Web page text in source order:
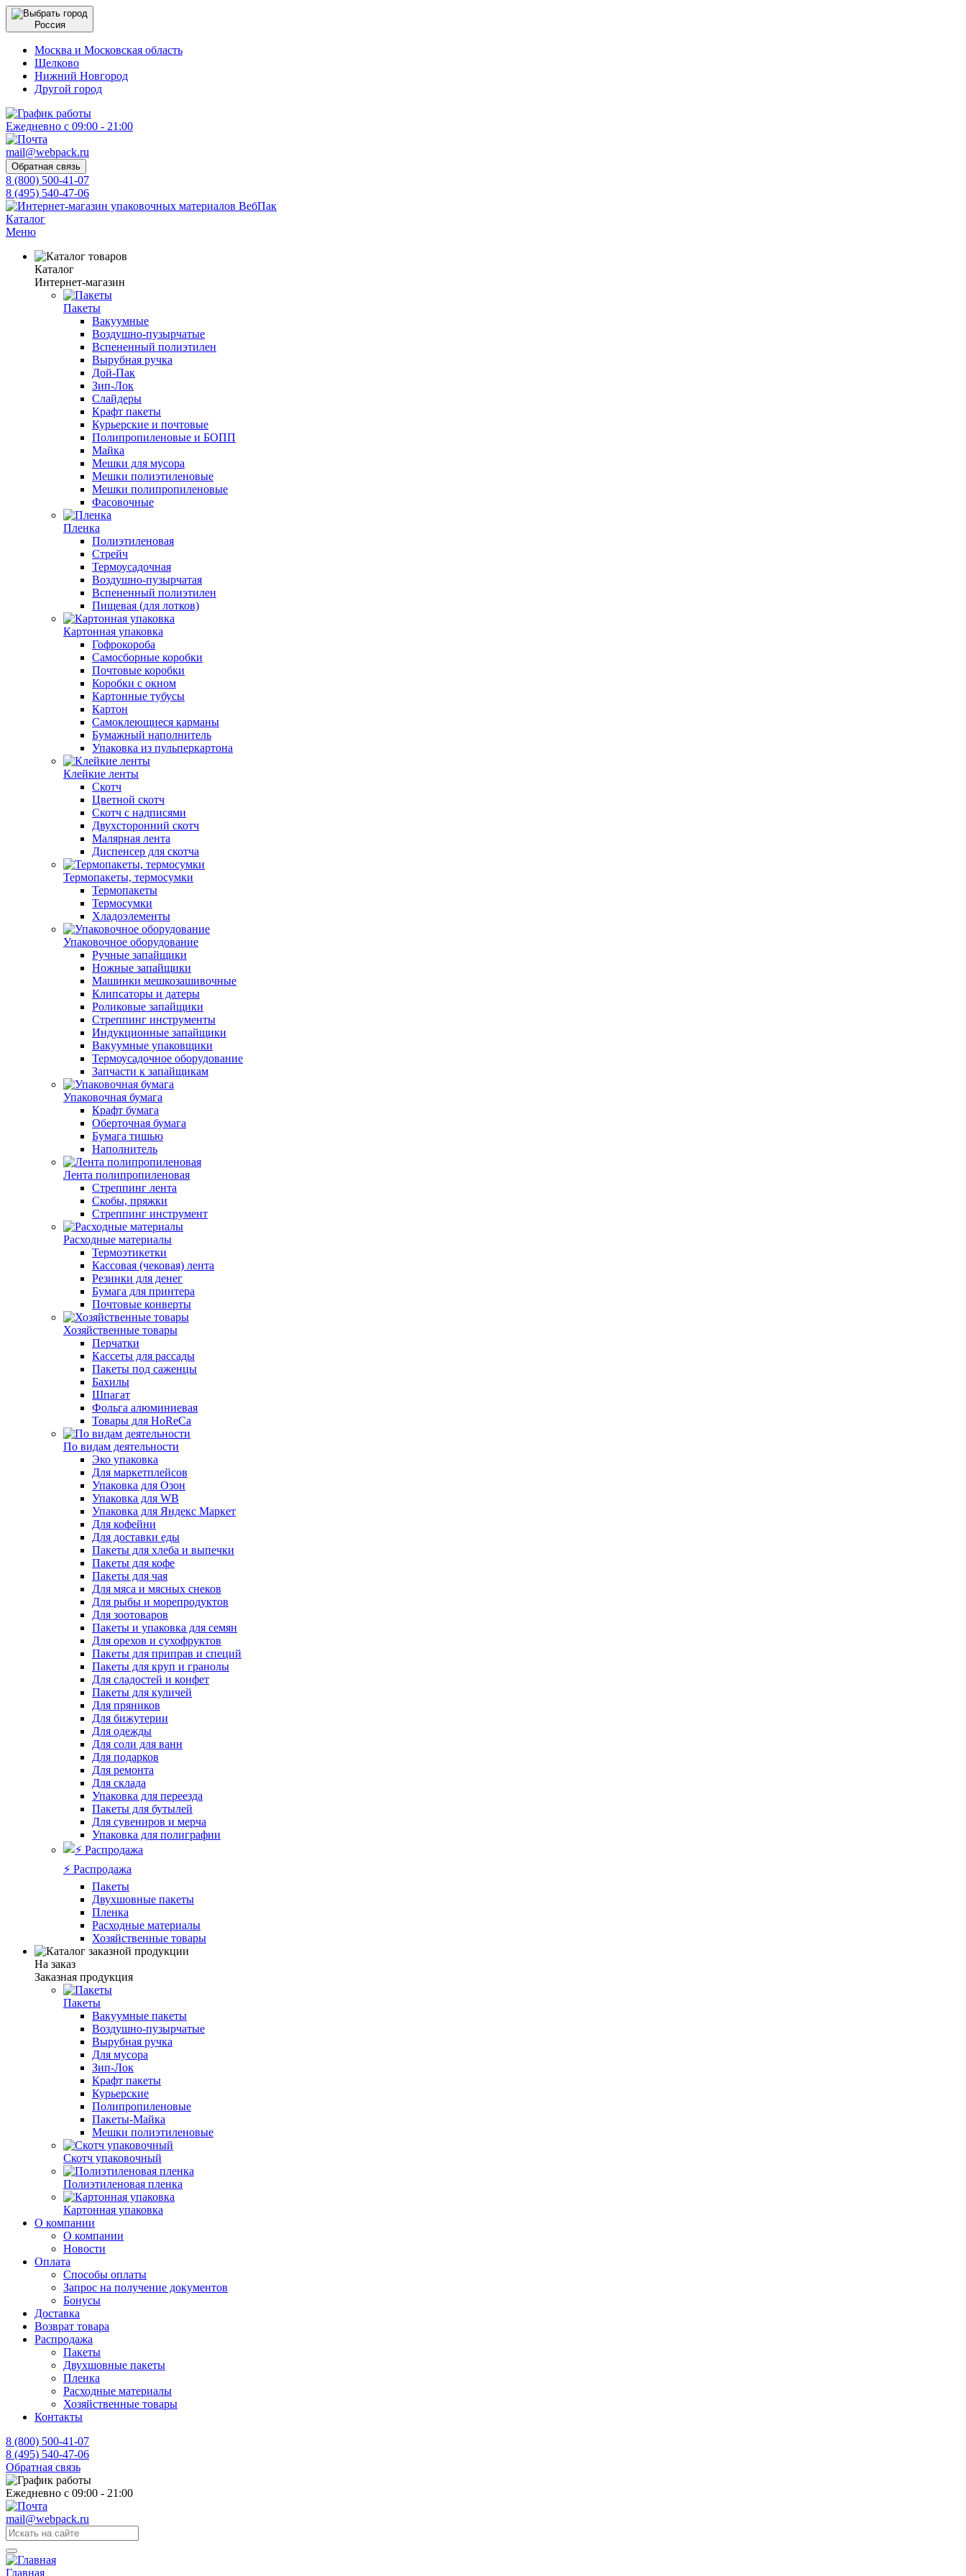
Россия
Москва и Московская область
Щелково
Нижний Новгород
Другой город
Ежедневно с 09:00 - 21:00
mail@webpack.ru
Обратная связь
8 (800) 500-41-07
8 (495) 540-47-06
Каталог
Меню
Каталог
Интернет-магазин
Пакеты
Вакуумные
Воздушно-пузырчатые
Вспененный полиэтилен
Вырубная ручка
Дой-Пак
Зип-Лок
Слайдеры
Крафт пакеты
Курьерские и почтовые
Полипропиленовые и БОПП
Майка
Мешки для мусора
Мешки полиэтиленовые
Мешки полипропиленовые
Фасовочные
Пленка
Полиэтиленовая
Стрейч
Термоусадочная
Воздушно-пузырчатая
Вспененный полиэтилен
Пищевая (для лотков)
Картонная упаковка
Гофрокороба
Самосборные коробки
Почтовые коробки
Коробки с окном
Картонные тубусы
Картон
Самоклеющиеся карманы
Бумажный наполнитель
Упаковка из пульперкартона
Клейкие ленты
Скотч
Цветной скотч
Скотч с надписями
Двухсторонний скотч
Малярная лента
Диспенсер для скотча
Термопакеты, термосумки
Термопакеты
Термосумки
Хладоэлементы
Упаковочное оборудование
Ручные запайщики
Ножные запайщики
Машинки мешкозашивочные
Клипсаторы и датеры
Роликовые запайщики
Стреппинг инструменты
Индукционные запайщики
Вакуумные упаковщики
Термоусадочное оборудование
Запчасти к запайщикам
Упаковочная бумага
Крафт бумага
Оберточная бумага
Бумага тишью
Наполнитель
Лента полипропиленовая
Стреппинг лента
Скобы, пряжки
Стреппинг инструмент
Расходные материалы
Термоэтикетки
Кассовая (чековая) лента
Резинки для денег
Бумага для принтера
Почтовые конверты
Хозяйственные товары
Перчатки
Кассеты для рассады
Пакеты под саженцы
Бахилы
Шпагат
Фольга алюминиевая
Товары для HoReCa
По видам деятельности
Эко упаковка
Для маркетплейсов
Упаковка для Озон
Упаковка для WB
Упаковка для Яндекс Маркет
Для кофейни
Для доставки еды
Пакеты для хлеба и выпечки
Пакеты для кофе
Пакеты для чая
Для мяса и мясных снеков
Для рыбы и морепродуктов
Для зоотоваров
Пакеты и упаковка для семян
Для орехов и сухофруктов
Пакеты для приправ и специй
Пакеты для круп и гранолы
Для сладостей и конфет
Пакеты для куличей
Для пряников
Для бижутерии
Для одежды
Для соли для ванн
Для подарков
Для ремонта
Для склада
Упаковка для переезда
Пакеты для бутылей
Для сувениров и мерча
Упаковка для полиграфии
⚡️ Распродажа
Пакеты
Двухшовные пакеты
Пленка
Расходные материалы
Хозяйственные товары
На заказ
Заказная продукция
Пакеты
Вакуумные пакеты
Воздушно-пузырчатые
Вырубная ручка
Для мусора
Зип-Лок
Крафт пакеты
Курьерские
Полипропиленовые
Пакеты-Майка
Мешки полиэтиленовые
Скотч упаковочный
Полиэтиленовая пленка
Картонная упаковка
О компании
О компании
Новости
Оплата
Способы оплаты
Запрос на получение документов
Бонусы
Доставка
Возврат товара
Распродажа
Пакеты
Двухшовные пакеты
Пленка
Расходные материалы
Хозяйственные товары
Контакты
8 (800) 500-41-07
8 (495) 540-47-06
Обратная связь
Ежедневно с 09:00 - 21:00
mail@webpack.ru
Главная